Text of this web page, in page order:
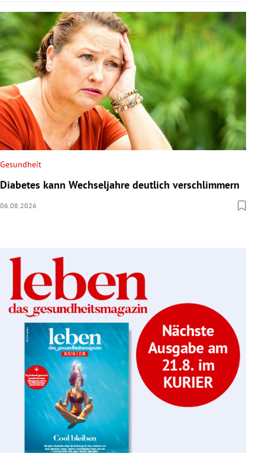
Gesundheit
Diabetes kann Wechseljahre deutlich verschlimmern
06.08.2026